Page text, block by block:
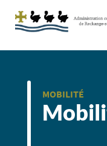
MOBILITÉ